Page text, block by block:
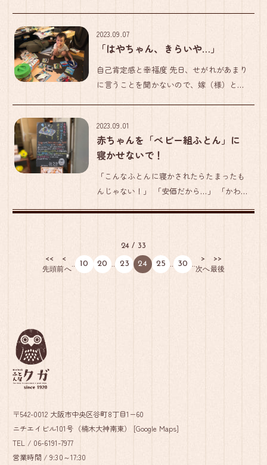
けっして無理をして眠ろうとせず、多少眠
気を感じてもあえて「眠って […]
2023.09.07
「はやちゃん、きらいや…」
自己肯定感と幸福度 先日、せがれがあまり
に言うことを聞かないので、嫁（様）と共
「とうちゃん、きらいや…。かあちゃん、
きらいや…」 と、言い出すで […]
2023.09.01
赤ちゃんを「べビー組ふとん」に
寝かせないで！
「こんなふとんに寝かされたらたまったも
んじゃない！」 「安価だから…」 「かわ
はすべて「お母さん」や「おば […]
24 / 33
<<
先頭
<
前へ
10 20 .. 23 24 25 30
>
次へ
>>
最後
〒542-0012 大阪市中央区谷町8丁目1−60
ニチエイビル101号（楠木大神南東） [Google Maps]
TEL / 06-6191-7977
営業時間 / 9:30～17:30